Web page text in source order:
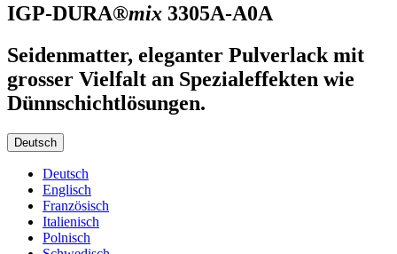
IGP-DURA®mix 3305A-A0A
Seidenmatter, eleganter Pulverlack mit
grosser Vielfalt an Spezialeffekten wie
Dünnschichtlösungen.
Deutsch
Deutsch
Englisch
Französisch
Italienisch
Polnisch